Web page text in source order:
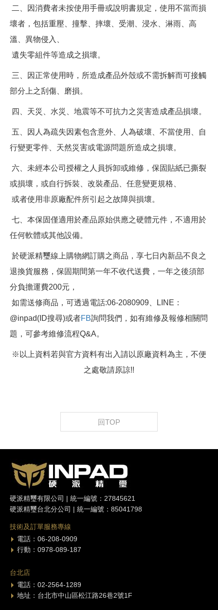
二、因消費者未按使用手冊或說明書規定，使用不當而損
壞者，包括重壓、撞擊、摔壞、受潮、浸水、淋雨、高
溫、異物侵入、
遺失零組件等造成之損壞。
三、因正常使用時，所造成產品外殼或不需拆解而可接觸
部分上之刮傷、磨損。
四、天災、水災、地震等不可抗力之災害造成產品損壞。
五、因人為疏失因素包含意外、人為破壞、不當使用、自
行變更零件、天然災害或電源問題所造成之損壞。
六、未經本公司授權之人員拆卸或維修，保固貼紙已撕裂
或損壞，或自行拆裝、改裝產品、任意變更規格、
或者使用非原廠配件所引起之故障與損壞。
七、本保固僅適用於產品原始供應之硬體元件，不適用於
任何軟體或其他設備。
於硬派精璽線上購物網訂購之商品，享七日內新品不良之
退換貨服務，保固期間第一年不收代送費，一年之後須部
分負擔運費200元，
如需送修商品，可透過電話:06-2080909、LINE：
@inpad(ID搜尋)或者FB詢問我們，如有維修及報修相關問
題，可參考維修流程Q&A。
※以上資料若與官方資料有出入請以原廠資料為主，不便
之處敬請原諒!!
回TOP
硬派精璽有限公司 | 統一編號：27845621
硬派精璽台北分公司 | 統一編號：85041798
技術及訂單服務專線
電話：06-208-0909
行動：0978-089-187
台北店
電話：02-2564-1289
地址：台北市中山區松江路26巷2號1F